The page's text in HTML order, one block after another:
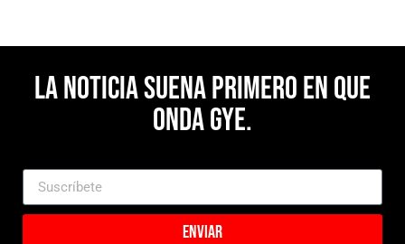
La noticia suena primero en Que
Onda Gye.
Enviar